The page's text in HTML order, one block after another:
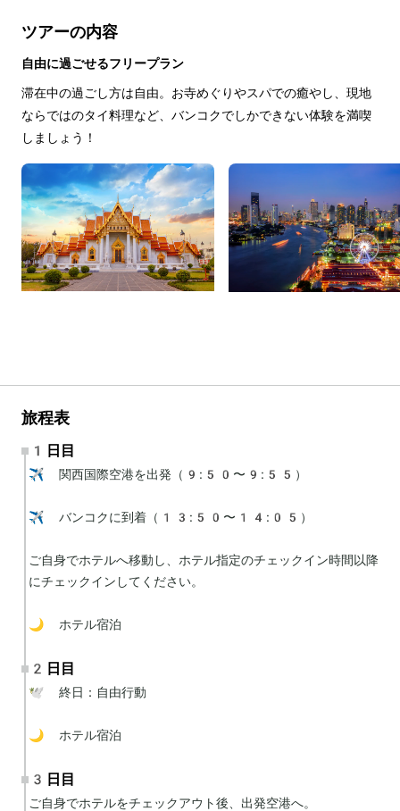
ツアーの内容
自由に過ごせるフリープラン
滞在中の過ごし方は自由。お寺めぐりやスパでの癒やし、現地
ならではのタイ料理など、バンコクでしかできない体験を満喫
しましょう！
旅程表
1日目
✈️ 関西国際空港を出発（9:50〜9:55）
✈️ バンコクに到着（13:50〜14:05）
ご自身でホテルへ移動し、ホテル指定のチェックイン時間以降
にチェックインしてください。
🌙 ホテル宿泊
2日目
🕊 終日：自由行動
🌙 ホテル宿泊
3日目
ご自身でホテルをチェックアウト後、出発空港へ。